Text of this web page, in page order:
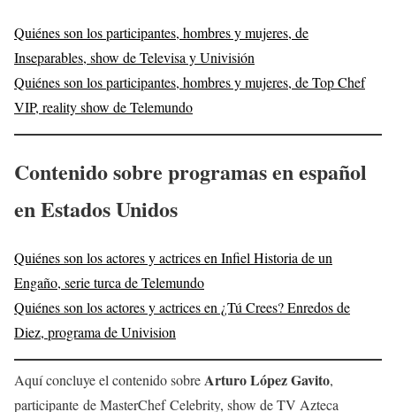
Quiénes son los participantes, hombres y mujeres, de
Inseparables, show de Televisa y Univisión
Quiénes son los participantes, hombres y mujeres, de Top Chef
VIP, reality show de Telemundo
Contenido sobre programas en español
en Estados Unidos
Quiénes son los actores y actrices en Infiel Historia de un
Engaño, serie turca de Telemundo
Quiénes son los actores y actrices en ¿Tú Crees? Enredos de
Diez, programa de Univision
Aquí concluye el contenido sobreArturo López Gavito,
participante de MasterChef Celebrity, show de TV Azteca